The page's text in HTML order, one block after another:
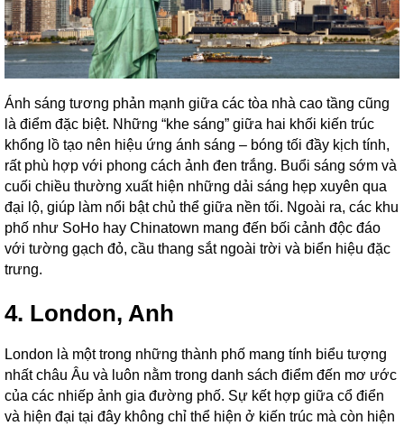
Ánh sáng tương phản mạnh giữa các tòa nhà cao tầng cũng
là điểm đặc biệt. Những “khe sáng” giữa hai khối kiến trúc
khổng lồ tạo nên hiệu ứng ánh sáng – bóng tối đầy kịch tính,
rất phù hợp với phong cách ảnh đen trắng. Buổi sáng sớm và
cuối chiều thường xuất hiện những dải sáng hẹp xuyên qua
đại lộ, giúp làm nổi bật chủ thể giữa nền tối. Ngoài ra, các khu
phố như SoHo hay Chinatown mang đến bối cảnh độc đáo
với tường gạch đỏ, cầu thang sắt ngoài trời và biển hiệu đặc
trưng.
4. London, Anh
London là một trong những thành phố mang tính biểu tượng
nhất châu Âu và luôn nằm trong danh sách điểm đến mơ ước
của các nhiếp ảnh gia đường phố. Sự kết hợp giữa cổ điển
và hiện đại tại đây không chỉ thể hiện ở kiến trúc mà còn hiện